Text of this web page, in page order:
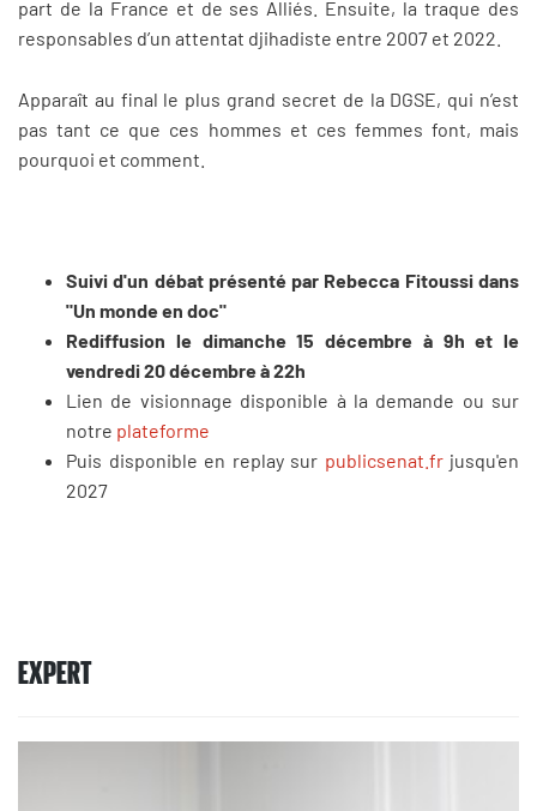
part de la France et de ses Alliés. Ensuite, la traque des
responsables d’un attentat djihadiste entre 2007 et 2022.
Apparaît au final le plus grand secret de la DGSE, qui n’est
pas tant ce que ces hommes et ces femmes font, mais
pourquoi et comment.
Suivi d'un débat présenté par Rebecca Fitoussi dans
"Un monde en doc"
Rediffusion le dimanche 15 décembre à 9h et le
vendredi 20 décembre à 22h
Lien de visionnage disponible à la demande ou sur
notre plateforme
Puis disponible en replay sur publicsenat.frjusqu'en
2027
EXPERT